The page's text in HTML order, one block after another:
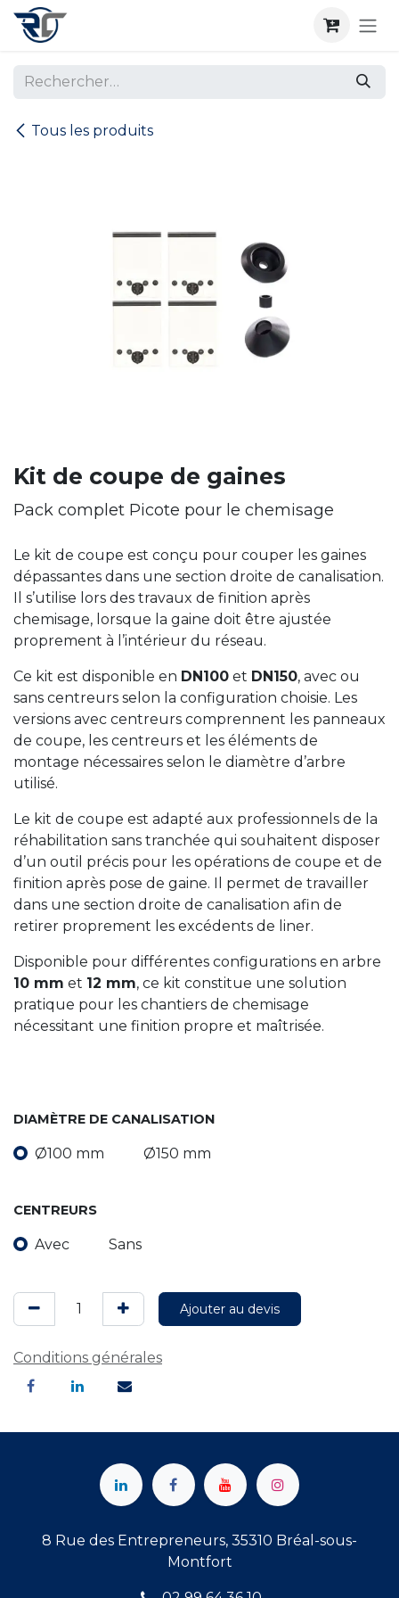
Se rendre au contenu
Tous les produits
Kit de coupe de gaines
Pack complet Picote pour le chemisage
Le kit de coupe est conçu pour couper les gaines
dépassantes dans une section droite de canalisation.
Il s’utilise lors des travaux de finition après
chemisage, lorsque la gaine doit être ajustée
proprement à l’intérieur du réseau.
Ce kit est disponible en DN100 et DN150, avec ou
sans centreurs selon la configuration choisie. Les
versions avec centreurs comprennent les panneaux
de coupe, les centreurs et les éléments de
montage nécessaires selon le diamètre d’arbre
utilisé.
Le kit de coupe est adapté aux professionnels de la
réhabilitation sans tranchée qui souhaitent disposer
d’un outil précis pour les opérations de coupe et de
finition après pose de gaine. Il permet de travailler
dans une section droite de canalisation afin de
retirer proprement les excédents de liner.
Disponible pour différentes configurations en arbre
10 mm et 12 mm, ce kit constitue une solution
pratique pour les chantiers de chemisage
nécessitant une finition propre et maîtrisée.
DIAMÈTRE DE CANALISATION
Ø100 mm Ø150 mm
CENTREURS
Avec Sans
Ajouter au devis
Conditions générales
8 Rue des Entrepreneurs, 35310 Bréal-sous-
Montfort